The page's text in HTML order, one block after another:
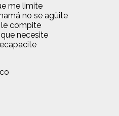
mе limite
no se agüite
le compite
necesite